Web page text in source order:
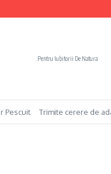
Pentru Iubitorii De Natura
Pescuit Trimite cerere de